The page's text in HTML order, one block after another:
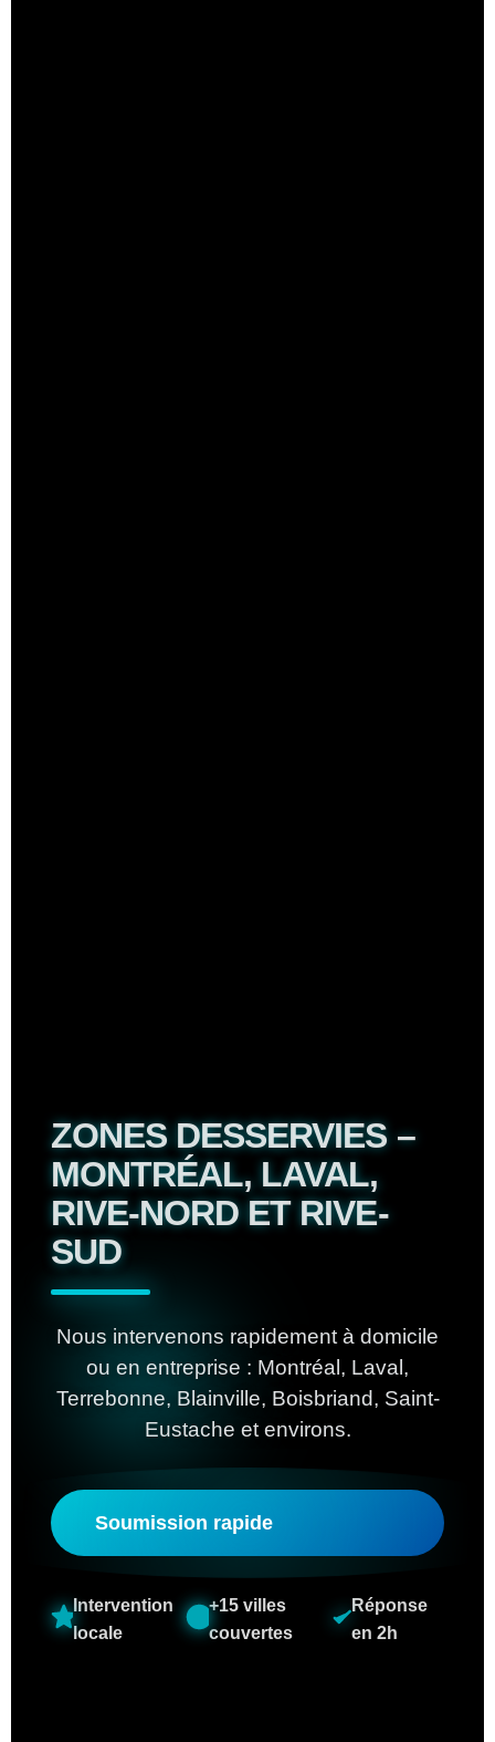
ZONES DESSERVIES –
MONTRÉAL, LAVAL,
RIVE-NORD ET RIVE-
SUD
Nous intervenons rapidement à domicile
ou en entreprise : Montréal, Laval,
Terrebonne, Blainville, Boisbriand, Saint-
Eustache et environs.
Soumission rapide
Intervention
locale
+15 villes
couvertes
Réponse
en 2h